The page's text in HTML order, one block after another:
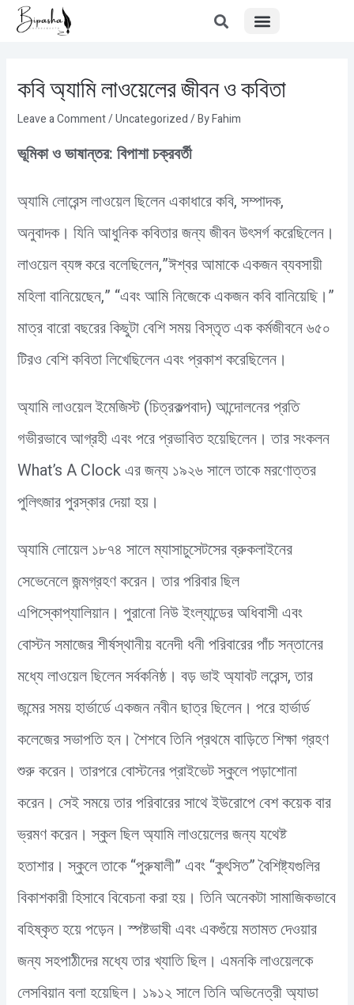
Skip
কবি অ্যামি লাওয়েলের জীবন ও কবিতা
Leave a Comment/Uncategorized/ ByFahim
ভূমিকা ও ভাষান্তর: বিপাশা চক্রবর্তী
অ্যামি লোরেন্স লাওয়েল ছিলেন একাধারে কবি, সম্পাদক,
অনুবাদক। যিনি আধুনিক কবিতার জন্য জীবন উৎসর্গ করেছিলেন।
লাওয়েল ব্যঙ্গ করে বলেছিলেন,”ঈশ্বর আমাকে একজন ব্যবসায়ী
মহিলা বানিয়েছেন,” “এবং আমি নিজেকে একজন কবি বানিয়েছি।”
মাত্র বারো বছরের কিছুটা বেশি সময় বিস্তৃত এক কর্মজীবনে ৬৫০
টিরও বেশি কবিতা লিখেছিলেন এবং প্রকাশ করেছিলেন।
অ্যামি লাওয়েল ইমেজিস্ট (চিত্রকল্পবাদ) আন্দোলনের প্রতি
গভীরভাবে আগ্রহী এবং পরে প্রভাবিত হয়েছিলেন। তার সংকলন
What’s A Clock এর জন্য ১৯২৬ সালে তাকে মরণোত্তর
পুলিৎজার পুরস্কার দেয়া হয়।
অ্যামি লোয়েল ১৮৭৪ সালে ম্যাসাচুসেটসের ব্রুকলাইনের
সেভেনেলে জন্মগ্রহণ করেন। তার পরিবার ছিল
এপিস্কোপ্যালিয়ান। পুরানো নিউ ইংল্যান্ডের অধিবাসী এবং
বোস্টন সমাজের শীর্ষস্থানীয় বনেদী ধনী পরিবারের পাঁচ সন্তানের
মধ্যে লাওয়েল ছিলেন সর্বকনিষ্ঠ। বড় ভাই অ্যাবট লরেন্স, তার
জন্মের সময় হার্ভার্ডে একজন নবীন ছাত্র ছিলেন। পরে হার্ভার্ড
কলেজের সভাপতি হন। শৈশবে তিনি প্রথমে বাড়িতে শিক্ষা গ্রহণ
শুরু করেন। তারপরে বোস্টনের প্রাইভেট স্কুলে পড়াশোনা
করেন। সেই সময়ে তার পরিবারের সাথে ইউরোপে বেশ কয়েক বার
ভ্রমণ করেন। স্কুল ছিল অ্যামি লাওয়েলের জন্য যথেষ্ট
হতাশার। স্কুলে তাকে “পুরুষালী” এবং “কুৎসিত” বৈশিষ্ট্যগুলির
বিকাশকারী হিসাবে বিবেচনা করা হয়। তিনি অনেকটা সামাজিকভাবে
বহিষ্কৃত হয়ে পড়েন। স্পষ্টভাষী এবং একগুঁয়ে মতামত দেওয়ার
জন্য সহপাঠীদের মধ্যে তার খ্যাতি ছিল। এমনকি লাওয়েলকে
লেসবিয়ান বলা হয়েছিল। ১৯১২ সালে তিনি অভিনেত্রী অ্যাডা
Post
navigation